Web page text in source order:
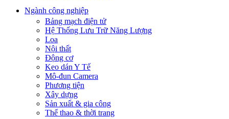
Ngành công nghiệp
Bảng mạch điện tử
Hệ Thống Lưu Trữ Năng Lượng
Loa
Nội thất
Động cơ
Keo dán Y Tế
Mô-đun Camera
Phương tiện
Xây dựng
Sản xuất & gia công
Thể thao & thời trang